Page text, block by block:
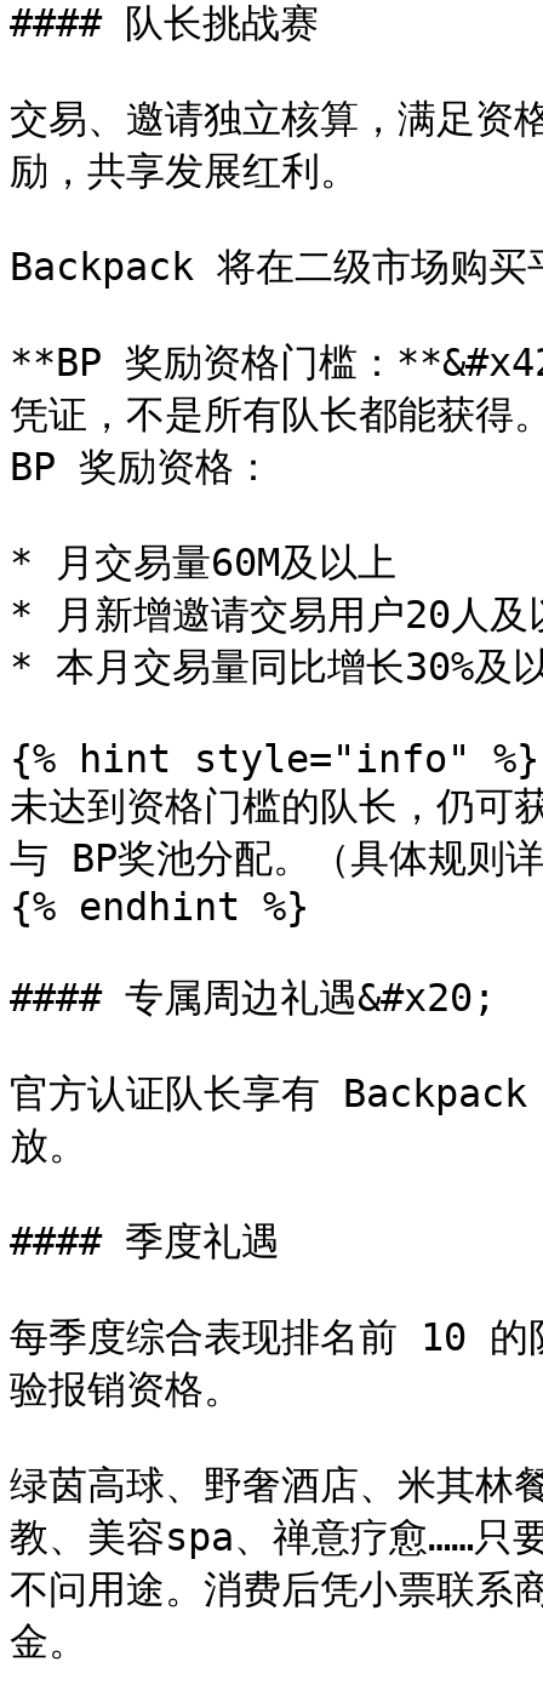
#### 队长挑战赛
交易、邀请独立核算，满足
励，共享发展红利。
Backpack 将在二级市场购买
**BP 奖励资格门槛：
凭证，不是所有队长都能获得
BP 奖励资格：
* 月交易量60M及以上
* 月新增邀请交易用户20人及
* 本月交易量同比增长30%及
{% hint style="info" %}
未达到资格门槛的队长，仍可
与 BP奖池分配。（具体规则
{% endhint %}
#### 专属周边礼遇&#x20;
官方认证队长享有 Backpack
放。
#### 季度礼遇
每季度综合表现排名前 10 的
验报销资格。
绿茵高球、野奢酒店、米其林
教、美容spa、禅意疗愈……只
不问用途。消费后凭小票联系
金。